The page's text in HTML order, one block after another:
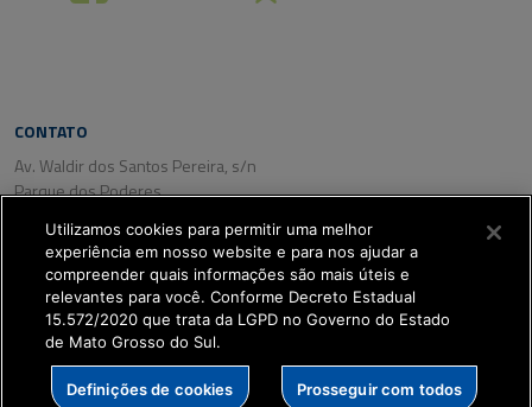
CONTATO
Av. Waldir dos Santos Pereira, s/n
Parque dos Poderes
Campo Grande/ MS
Tel. (67) 3318-2800
Fax: (67) 3318-2809
SETDIG | Secretaria-
Utilizamos cookies para permitir uma melhor
experiência em nosso website e para nos ajudar a
compreender quais informações são mais úteis e
relevantes para você. Conforme Decreto Estadual
15.572/2020 que trata da LGPD no Governo do Estado
de Mato Grosso do Sul.
Definições de cookies Prosseguir com todos